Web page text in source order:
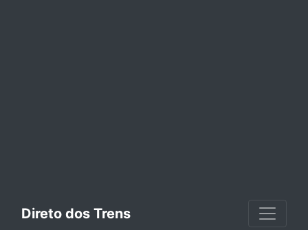
Direto dos Trens